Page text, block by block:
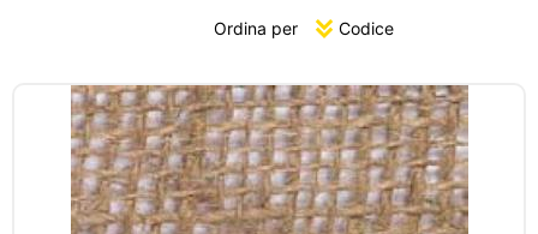
Ordina per